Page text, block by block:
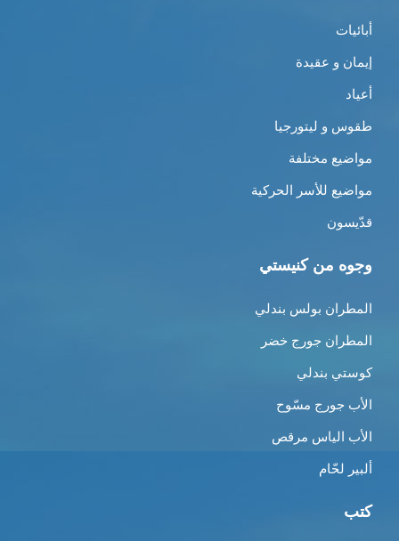
أبائيات
إيمان و عقيدة
أعياد
طقوس و ليتورجيا
مواضيع مختلفة
مواضيع للأسر الحركية
قدّيسون
وجوه من كنيستي
المطران بولس بندلي
المطران جورج خضر
كوستي بندلي
الأب جورج مسّوح
الأب الياس مرقص
ألبير لحّام
كتب